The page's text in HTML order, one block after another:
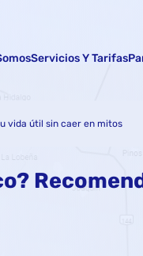
Servicios Y Tarifas
vida útil sin caer en mitos